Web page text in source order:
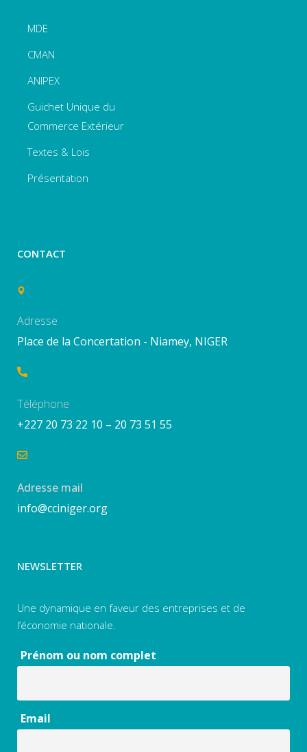
MDE
CMAN
ANIPEX
Guichet Unique du
Commerce Extérieur
Textes & Lois
Présentation
CONTACT
Adresse
Place de la Concertation - Niamey, NIGER
Téléphone
+227 20 73 22 10 – 20 73 51 55
Adresse mail
info@cciniger.org
NEWSLETTER
Une dynamique en faveur des entreprises et de
l’économie nationale.
Prénom ou nom complet
Email